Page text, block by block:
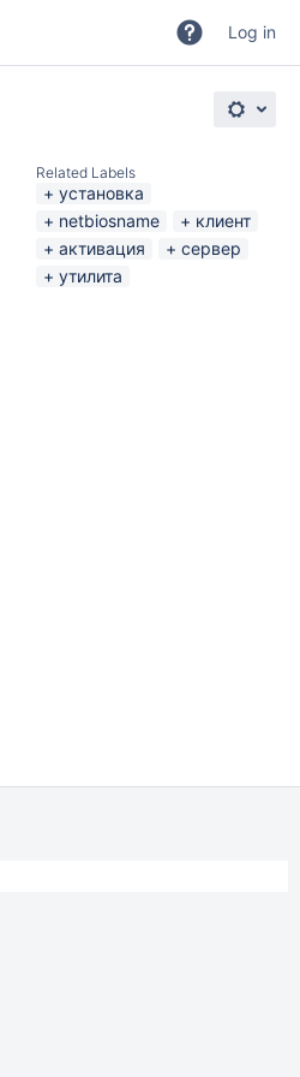
Log in
Related Labels
установка
netbiosname
клиент
активация
сервер
утилита